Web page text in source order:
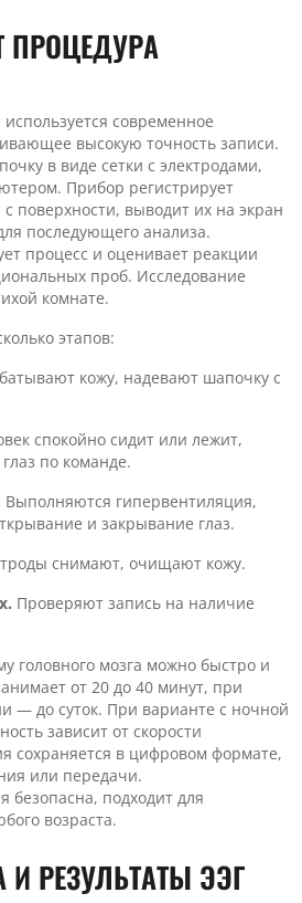
ПРОЦЕДУРА
современное
высокую точность записи.
в виде сетки с электродами,
Прибор регистрирует
поверхности, выводит их на экран
последующего анализа.
процесс и оценивает реакции
проб. Исследование
комнате.
этапов:
кожу, надевают шапочку с
спокойно сидит или лежит,
по команде.
Выполняются гипервентиляция,
и закрывание глаз.
снимают, очищают кожу.
Проверяют запись на наличие
головного мозга можно быстро и
от 20 до 40 минут, при
— до суток. При варианте с ночной
зависит от скорости
сохраняется в цифровом формате,
или передачи.
безопасна, подходит для
возраста.
РЕЗУЛЬТАТЫ ЭЭГ